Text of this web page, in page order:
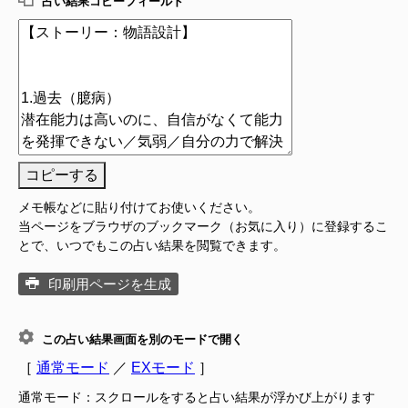
コピーする
メモ帳などに貼り付けてお使いください。
当ページをブラウザのブックマーク（お気に入り）に登録するこ
とで、いつでもこの占い結果を閲覧できます。
印刷用ページを生成
この占い結果画面を別のモードで開く
［ 通常モード ／ EXモード ］
通常モード：スクロールをすると占い結果が浮かび上がります